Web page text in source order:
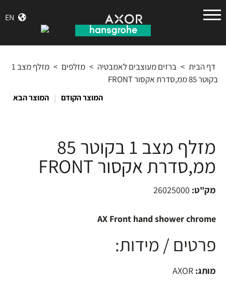
EN
גרואה
דף הבית > ברזים מעוצבים לאמבטיה > מזלפים >
מזלף מצב 1
בקוטר 85 ממ,סדרת אקסור FRONT
המוצר הקודם | המוצר הבא
מזלף מצב 1 בקוטר 85
ממ,סדרת אקסור FRONT
מק"ט: 26025000
AX Front hand shower chrome
פרטים / מידות:
מותג: